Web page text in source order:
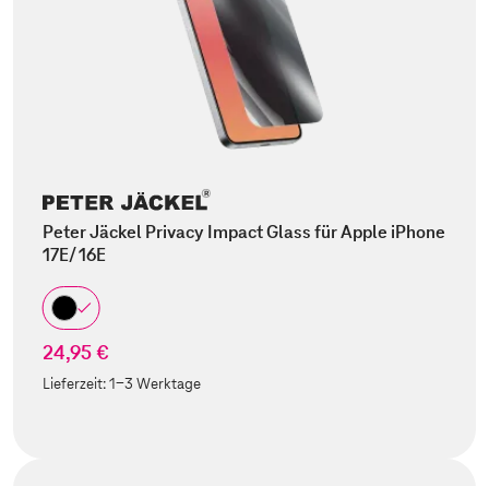
Peter Jäckel Privacy Impact Glass für Apple iPhone
17E/ 16E
24,95 €
Lieferzeit:1-3 Werktage